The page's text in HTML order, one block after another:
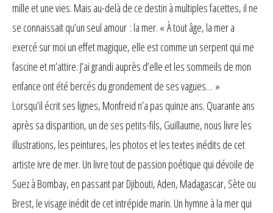
notation
mille et une vies. Mais au-delà de ce destin à multiples facettes, il ne
se connaissait qu’un seul amour : la mer. « À tout âge, la mer a
exercé sur moi un effet magique, elle est comme un serpent qui me
fascine et m’attire. J’ai grandi auprès d’elle et les sommeils de mon
enfance ont été bercés du grondement de ses vagues… »
Lorsqu’il écrit ses lignes, Monfreid n’a pas quinze ans. Quarante ans
après sa disparition, un de ses petits-fils, Guillaume, nous livre les
illustrations, les peintures, les photos et les textes inédits de cet
artiste ivre de mer. Un livre tout de passion poétique qui dévoile de
Suez à Bombay, en passant par Djibouti, Aden, Madagascar, Sète ou
Brest, le visage inédit de cet intrépide marin. Un hymne à la mer qui